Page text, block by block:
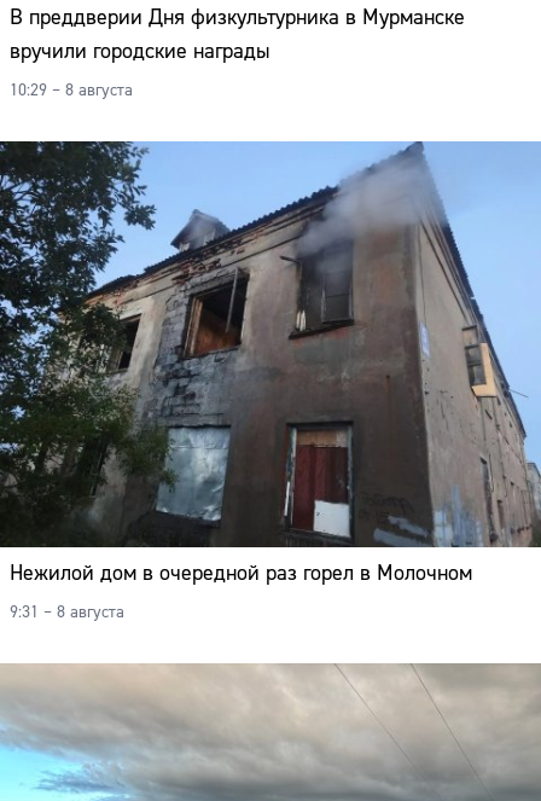
В преддверии Дня физкультурника в Мурманске
вручили городские награды
10:29 – 8 августа
Нежилой дом в очередной раз горел в Молочном
9:31 – 8 августа